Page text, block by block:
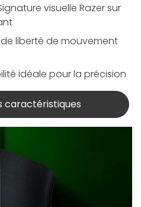
visuelle Razer sur
liberté de mouvement
idéale pour la précision
caractéristiques